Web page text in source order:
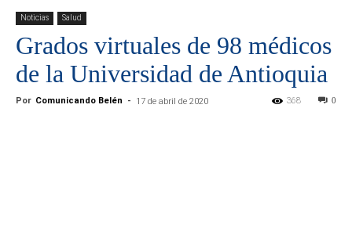
Noticias Salud
Grados virtuales de 98 médicos
de la Universidad de Antioquia
Por Comunicando Belén - 17 de abril de 2020 0
368